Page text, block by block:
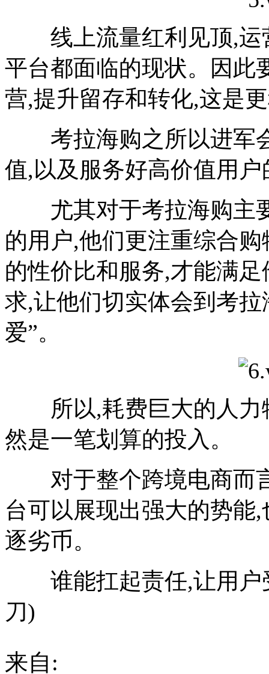
线上流量红利见顶,运
平台都面临的现状。因此
营,提升留存和转化,这是
考拉海购之所以进军
值,以及服务好高价值用户
尤其对于考拉海购主
的用户,他们更注重综合
的性价比和服务,才能满
求,让他们切实体会到考
爱”。
所以,耗费巨大的人力
然是一笔划算的投入。
对于整个跨境电商而
台可以展现出强大的势能
逐劣币。
谁能扛起责任,让用户
刀)
来自: